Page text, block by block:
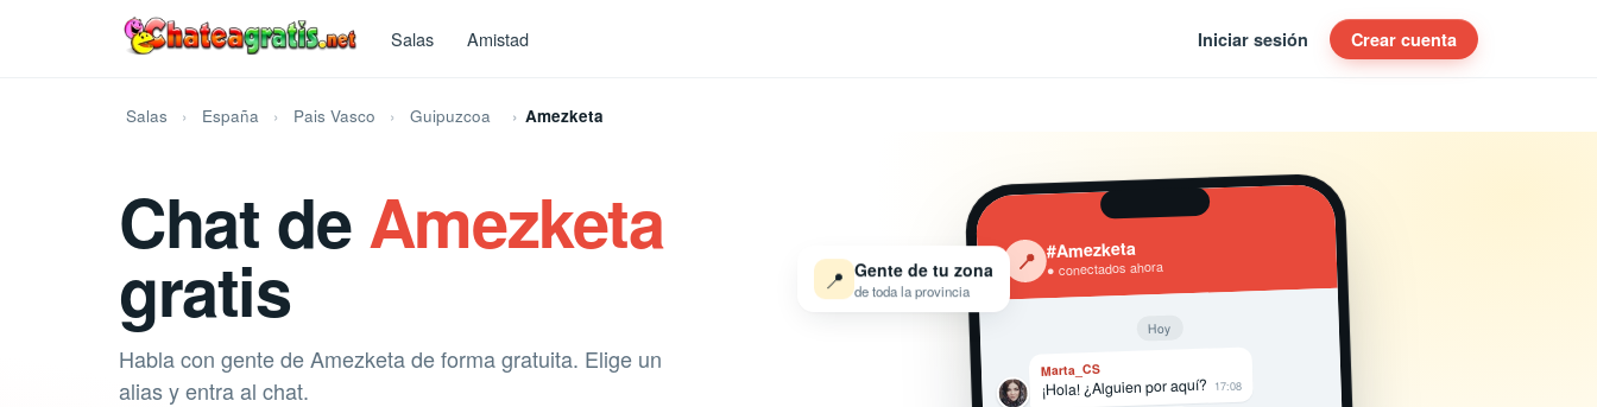
Salas Amistad Iniciar sesión Crear cuenta
Salas España Pais Vasco Guipuzcoa Amezketa
Chat deAmezketa
gratis
Habla con gente de Amezketa de forma gratuita. Elige un
alias y entra al chat.
📍 #Amezketa
● conectados ahora
Hoy
Marta_CS
¡Hola! ¿Alguien por aquí? 17:08
📍 Gente de tu zona
de toda la provincia